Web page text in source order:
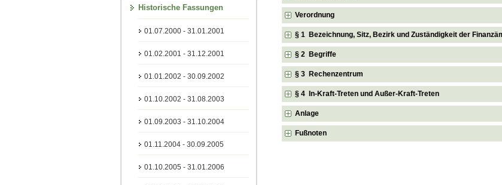
Historische Fassungen
01.07.2000 - 31.01.2001
01.02.2001 - 31.12.2001
01.01.2002 - 30.09.2002
01.10.2002 - 31.08.2003
01.09.2003 - 31.10.2004
01.11.2004 - 30.09.2005
01.10.2005 - 31.01.2006
Verordnung
§ 1 Bezeichnung, Sitz, Bezirk und Zuständigkeit der
§ 2 Begriffe
§ 3 Rechenzentrum
§ 4 In-Kraft-Treten und Außer-Kraft-Treten
Anlage
Fußnoten